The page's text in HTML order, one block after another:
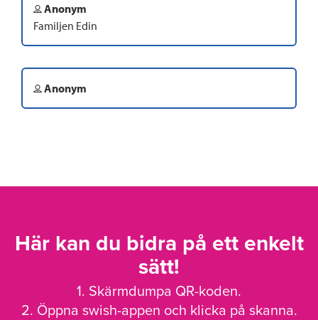
Anonym
Familjen Edin
Anonym
Här kan du bidra på ett enkelt
sätt!
1. Skärmdumpa QR-koden.
2. Öppna swish-appen och klicka på skanna.